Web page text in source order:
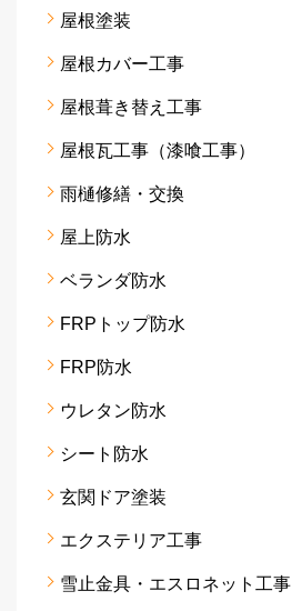
屋根塗装
屋根カバー工事
屋根葺き替え工事
屋根瓦工事（漆喰工事）
雨樋修繕・交換
屋上防水
ベランダ防水
FRPトップ防水
FRP防水
ウレタン防水
シート防水
玄関ドア塗装
エクステリア工事
雪止金具・エスロネット工事